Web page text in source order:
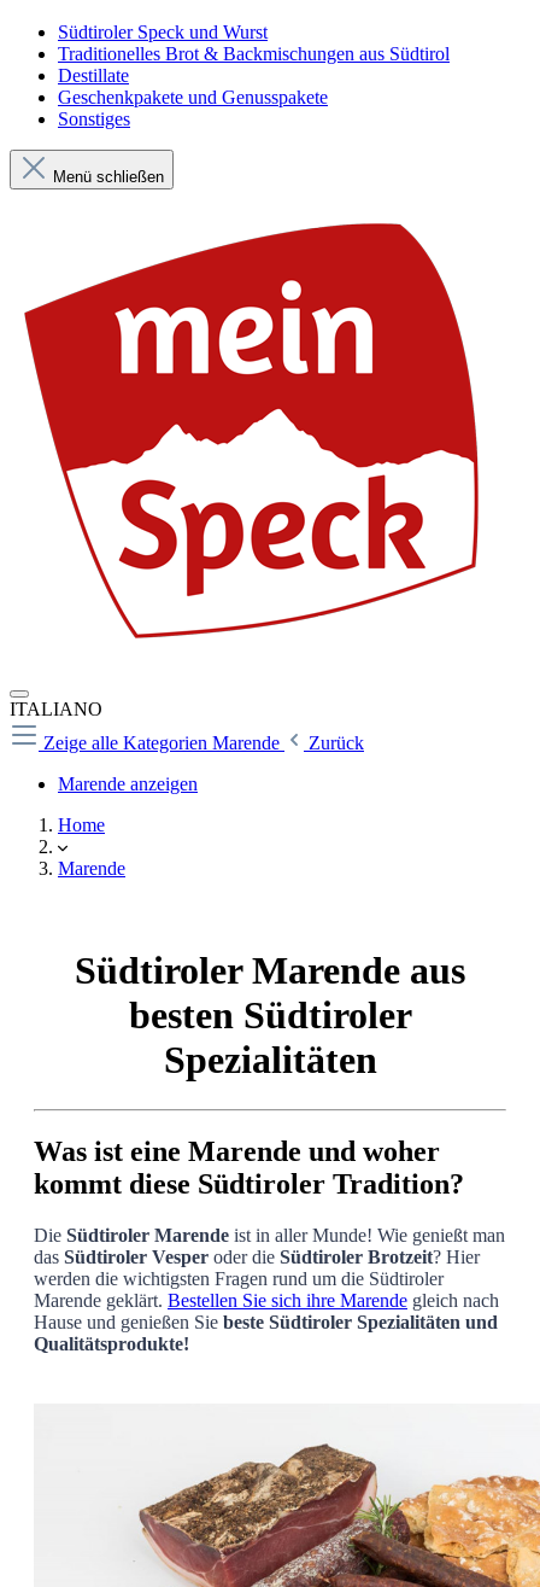
Südtiroler Speck und Wurst
Traditionelles Brot & Backmischungen aus Südtirol
Destillate
Geschenkpakete und Genusspakete
Sonstiges
Menü schließen
ITALIANO
Zeige alle Kategorien Marende
Zurück
Marende anzeigen
Home
Marende
Südtiroler Marende aus
besten Südtiroler
Spezialitäten
Was ist eine Marende und woher
kommt diese Südtiroler Tradition?
Die Südtiroler Marende ist in aller Munde! Wie genießt man
das Südtiroler Vesper oder die Südtiroler Brotzeit? Hier
werden die wichtigsten Fragen rund um die Südtiroler
Marende geklärt. Bestellen Sie sich ihre Marende gleich nach
Hause und genießen Sie beste Südtiroler Spezialitäten und
Qualitätsprodukte!